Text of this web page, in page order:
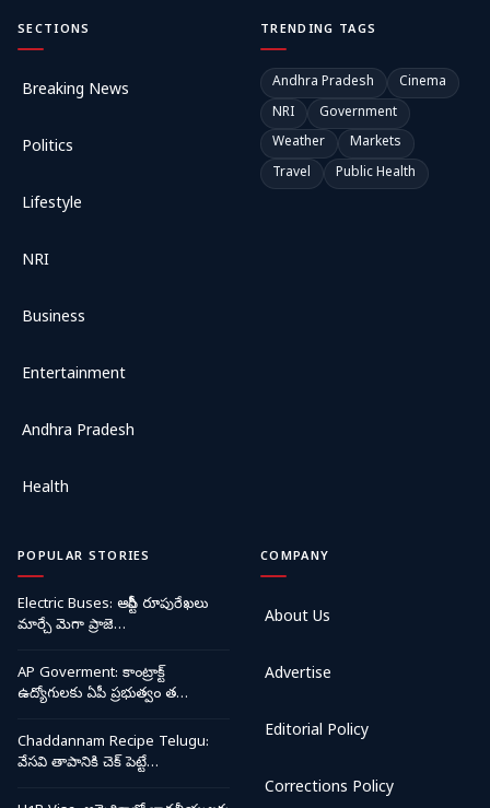
SECTIONS
Breaking News
Politics
Lifestyle
NRI
Business
Entertainment
Andhra Pradesh
Health
TRENDING TAGS
Andhra Pradesh
Cinema
NRI
Government
Weather
Markets
Travel
Public Health
POPULAR STORIES
Electric Buses: ఆర్టీసీ రూపురేఖలు
మార్చే మెగా ప్రాజె…
AP Goverment: కాంట్రాక్ట్
ఉద్యోగులకు ఏపీ ప్రభుత్వం త…
Chaddannam Recipe Telugu:
వేసవి తాపానికి చెక్ పెట్టే…
COMPANY
About Us
Advertise
Editorial Policy
Corrections Policy